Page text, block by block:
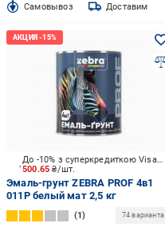
Cамовывоз Доставим
500.65₴/шт.
До -10% з суперкредиткою Visa Вигода
Эмаль-грунт ZEBRA PROF 4в1
011P белый мат 2,5 кг
1 74 варианта